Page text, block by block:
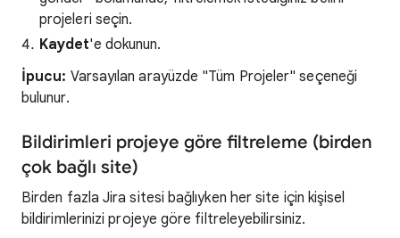
projeleri seçin.
Kaydet'e dokunun.
İpucu: Varsayılan arayüzde "Tüm Projeler" seçeneği
bulunur.
Bildirimleri projeye göre filtreleme (birden
çok bağlı site)
Birden fazla Jira sitesi bağlıyken her site için kişisel
bildirimlerinizi projeye göre filtreleyebilirsiniz.